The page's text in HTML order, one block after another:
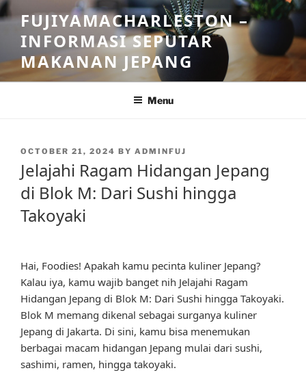
Skip
to
content
FUJIYAMACHARLESTON –
INFORMASI SEPUTAR
MAKANAN JEPANG
Menu
POSTED
OCTOBER 21, 2024 BY ADMINFUJ
Jelajahi Ragam Hidangan Jepang
di Blok M: Dari Sushi hingga
Takoyaki
Hai, Foodies! Apakah kamu pecinta kuliner Jepang?
Kalau iya, kamu wajib banget nih Jelajahi Ragam
Hidangan Jepang di Blok M: Dari Sushi hingga Takoyaki.
Blok M memang dikenal sebagai surganya kuliner
Jepang di Jakarta. Di sini, kamu bisa menemukan
berbagai macam hidangan Jepang mulai dari sushi,
sashimi, ramen, hingga takoyaki.